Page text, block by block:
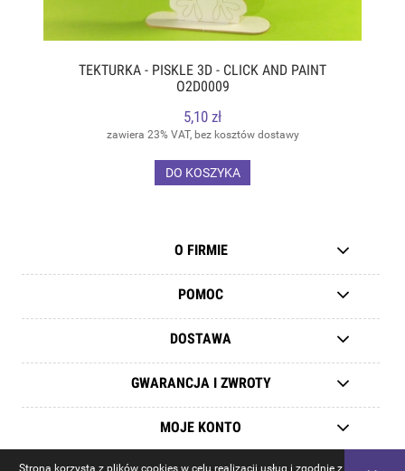
Strona korzysta z plików cookies w celu realizacji usług i zgodnie z
TEKTURKA - PISKLE 3D - CLICK AND PAINT
O2D0009
5,10 zł
zawiera 23% VAT, bez kosztów dostawy
DO KOSZYKA
O FIRMIE
POMOC
DOSTAWA
GWARANCJA I ZWROTY
MOJE KONTO